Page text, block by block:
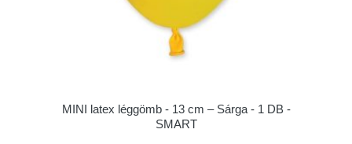
MINI latex léggömb - 13 cm – Sárga - 1 DB -
SMART